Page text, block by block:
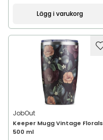
Lägg i varukorg
JobOut
Keeper Mugg Vintage Florals
500 ml